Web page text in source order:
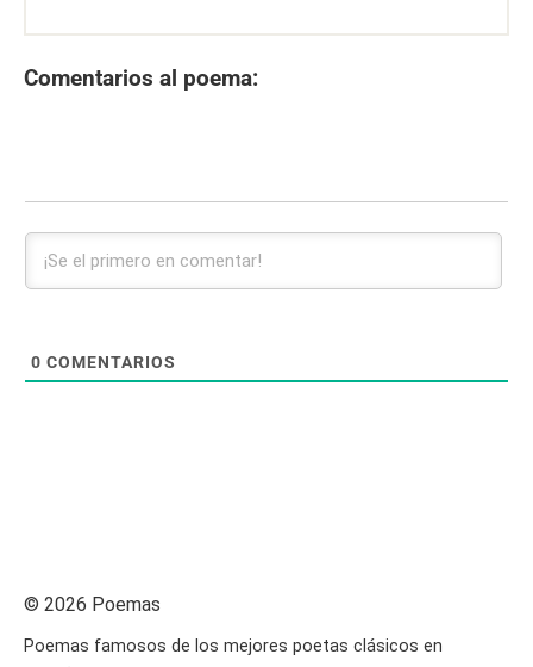
Comentarios al poema:
0 COMENTARIOS
© 2026 Poemas
Poemas famosos de los mejores poetas clásicos en